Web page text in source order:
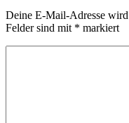
Deine E-Mail-Adresse
Felder sind mit * markiert